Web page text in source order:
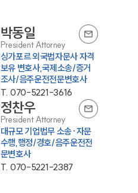
박동일
President Attorney
싱가포르 외국법자문사 자격
보유 변호사,국제소송/증거
조사/음주운전전문변호사
T. 070-5221-3616
정찬우
President Attorney
대규모 기업법무 소송·자문
수행,행정/경호/음주운전전
문변호사
T. 070-5221-2387